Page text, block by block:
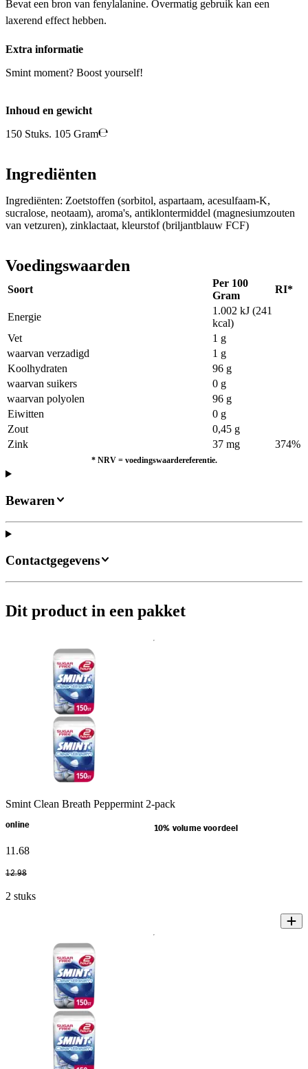
Bevat een bron van fenylalanine. Overmatig gebruik kan een
laxerend effect hebben.
Extra informatie
Smint moment? Boost yourself!
Inhoud en gewicht
150 Stuks. 105 Gram
Ingrediënten
Ingrediënten: Zoetstoffen (sorbitol, aspartaam, acesulfaam-K,
sucralose, neotaam), aroma's, antiklontermiddel (magnesiumzouten
van vetzuren), zinklactaat, kleurstof (briljantblauw FCF)
Voedingswaarden
Soort
Per 100
Gram
RI*
Energie
1.002 kJ (241
kcal)
Vet
1 g
waarvan verzadigd
1 g
Koolhydraten
96 g
waarvan suikers
0 g
waarvan polyolen
96 g
Eiwitten
0 g
Zout
0,45 g
Zink
37 mg 374%
* NRV = voedingswaardereferentie.
Bewaren
Contactgegevens
Dit product in een pakket
Smint Clean Breath Peppermint 2-pack
online 10% volume voordeel
11 .68
12.98
2 stuks